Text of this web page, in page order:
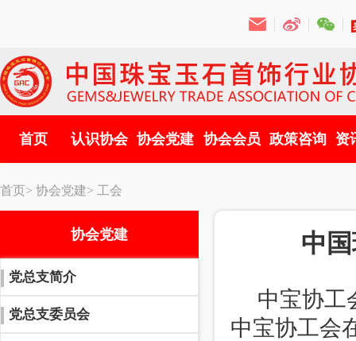
首页 认识协会 协会党建 协会会员 政策咨询 资
首页> 协会党建> 工会
协会党建
党总支简介
党总支委员会
中
中宝协工
中宝协工会